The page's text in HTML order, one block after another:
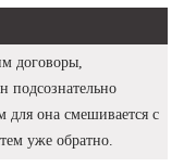
договоры,
подсознательно
для она смешивается с
уже обратно.